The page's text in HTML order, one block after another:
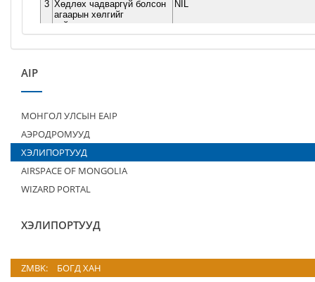
AIP
МОНГОЛ УЛСЫН EAIP
АЭРОДРОМУУД
ХЭЛИПОРТУУД
AIRSPACE OF MONGOLIA
WIZARD PORTAL
ХЭЛИПОРТУУД
ZMBK: БОГД ХАН